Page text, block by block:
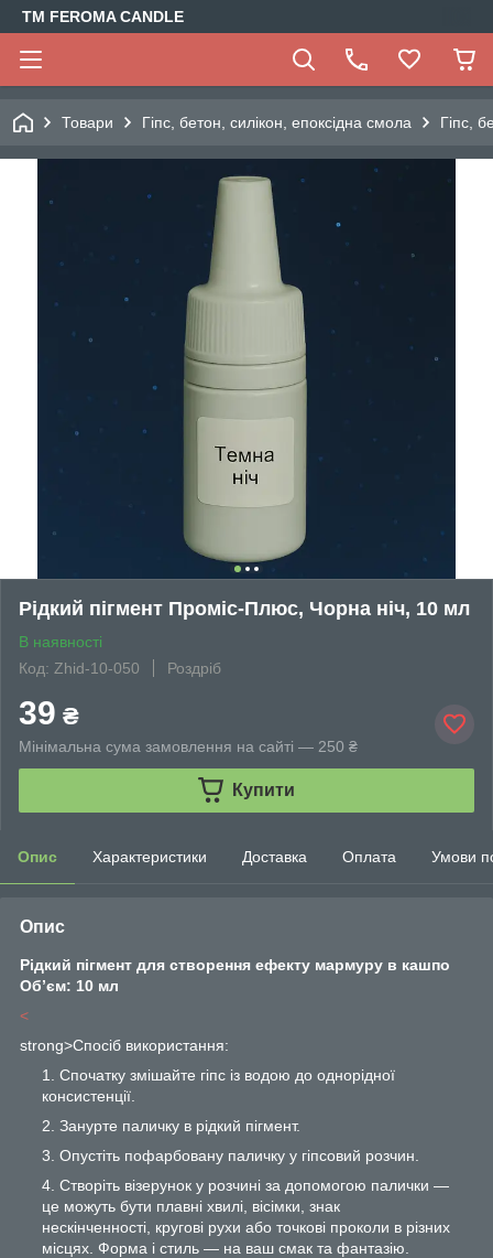
TM FEROMA CANDLE
Товари Гіпс, бетон, силікон, епоксідна смола Гіпс,
Рідкий пігмент Проміс-Плюс, Чорна ніч, 10 мл
В наявності
Код: Zhid-10-050
Роздріб
39 ₴
Мінімальна сума замовлення на сайті — 250 ₴
Купити
Опис Характеристики Доставка Оплата Умови
Опис
Рідкий пігмент для створення ефекту мармуру в кашпо
Обʼєм: 10 мл
<
strong>Спосіб використання:
Спочатку змішайте гіпс із водою до однорідної
консистенції.
Занурте паличку в рідкий пігмент.
Опустіть пофарбовану паличку у гіпсовий розчин.
Створіть візерунок у розчині за допомогою палички —
це можуть бути плавні хвилі, вісімки, знак
нескінченності, кругові рухи або точкові проколи в різних
місцях. Форма і стиль — на ваш смак та фантазію.